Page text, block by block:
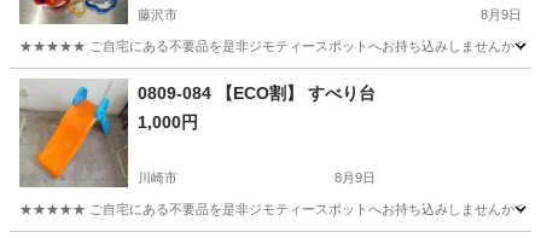
藤沢市 8月9日
★★★★★ ご自宅にある不要品を是非ジモティースポットへお持ち込みしませんか？
神奈川 藤沢市 ねんど
0809-084 【ECO割】 すべり台
1,000円
川崎市 8月9日
★★★★★ ご自宅にある不要品を是非ジモティースポットへお持ち込みしませんか？